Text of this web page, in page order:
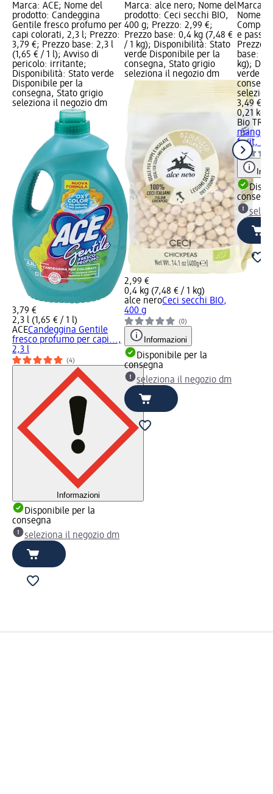
Marca: ACE; Nome del
prodotto: Candeggina
Gentile fresco profumo per
capi colorati, 2,3 l; Prezzo:
3,79 €; Prezzo base: 2,3 l
(1,65 € / 1 l); Avviso di
pericolo: irritante;
Disponibilità: Stato verde
Disponibile per la
consegna, Stato grigio
seleziona il negozio dm
3,79 €
2,3 l (1,65 € / 1 l)
ACECandeggina Gentile
fresco profumo per capi...,
2,3 l
(4)
Informazioni
Disponibile per la
consegna
seleziona il negozio dm
Marca: alce nero; Nome del
prodotto: Ceci secchi BIO,
400 g; Prezzo: 2,99 €;
Prezzo base: 0,4 kg (7,48 €
/ 1 kg); Disponibilità: Stato
verde Disponibile per la
consegna, Stato grigio
seleziona il negozio dm
2,99 €
0,4 kg (7,48 € / 1 kg)
alce neroCeci secchi BIO,
400 g
(0)
Informazioni
Disponibile per la
consegna
seleziona il negozio dm
Marca:
Nome
e
Prezzo:
base:
kg);
verde
3,49 €
0,21 kg
Bio
mango,
fruit,